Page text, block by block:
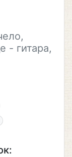
- гитара,